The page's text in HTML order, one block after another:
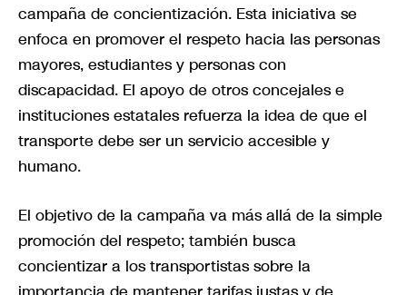
campaña de concientización. Esta iniciativa se
enfoca en promover el respeto hacia las personas
mayores, estudiantes y personas con
discapacidad. El apoyo de otros concejales e
instituciones estatales refuerza la idea de que el
transporte debe ser un servicio accesible y
humano.
El objetivo de la campaña va más allá de la simple
promoción del respeto; también busca
concientizar a los transportistas sobre la